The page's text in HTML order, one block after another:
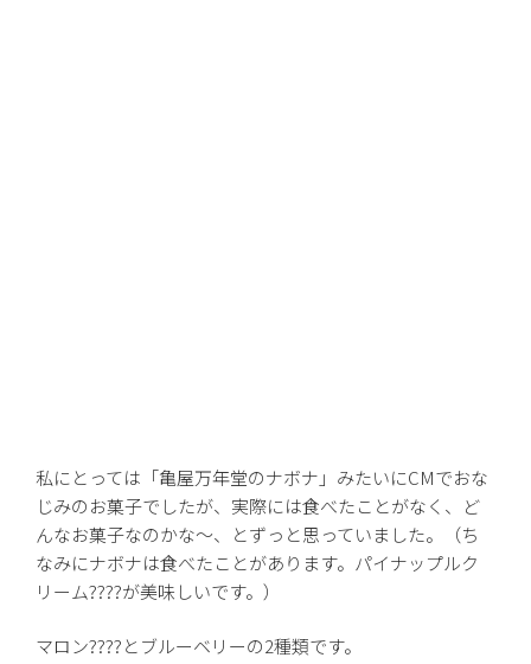
私にとっては「亀屋万年堂のナボナ」みたいにCMでおな
じみのお菓子でしたが、実際には食べたことがなく、ど
んなお菓子なのかな～、とずっと思っていました。（ち
なみにナボナは食べたことがあります。パイナップルク
リーム????が美味しいです。）
マロン????とブルーベリーの2種類です。